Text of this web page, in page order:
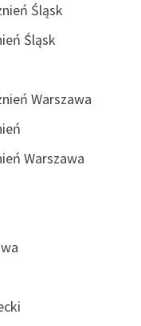
Śląsk
Śląsk
Warszawa
Warszawa